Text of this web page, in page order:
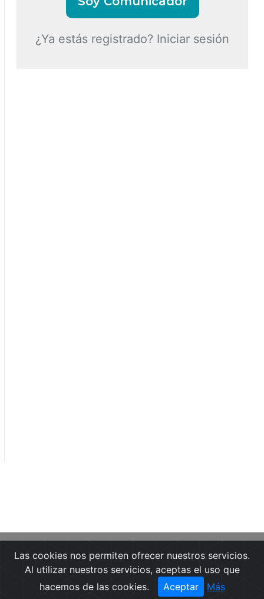
¿Ya estás registrado? Iniciar sesión
Portada Noticias
Guía de Medios
Notas de prensa
Textos Legales
Contactar
Pide una demo
Las cookies nos permiten ofrecer nuestros servicios.
Al utilizar nuestros servicios, aceptas el uso que
hacemos de las cookies.
Aceptar
Más